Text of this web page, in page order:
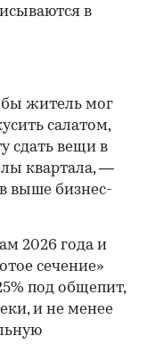
в
житель мог
салатом,
сдать вещи в
квартала, —
выше бизнес-
2026 года и
сечение»
под общепит,
и не менее